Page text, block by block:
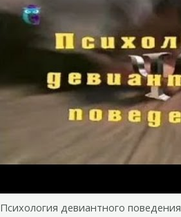
Психология девиантного поведения